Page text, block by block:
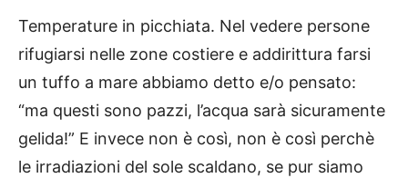
Temperature in picchiata. Nel vedere persone
rifugiarsi nelle zone costiere e addirittura farsi
un tuffo a mare abbiamo detto e/o pensato:
“ma questi sono pazzi, l’acqua sarà sicuramente
gelida!” E invece non è così, non è così perchè
le irradiazioni del sole scaldano, se pur siamo